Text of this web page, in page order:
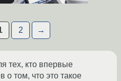
2 →
тех, кто впервые
о том, что это такое